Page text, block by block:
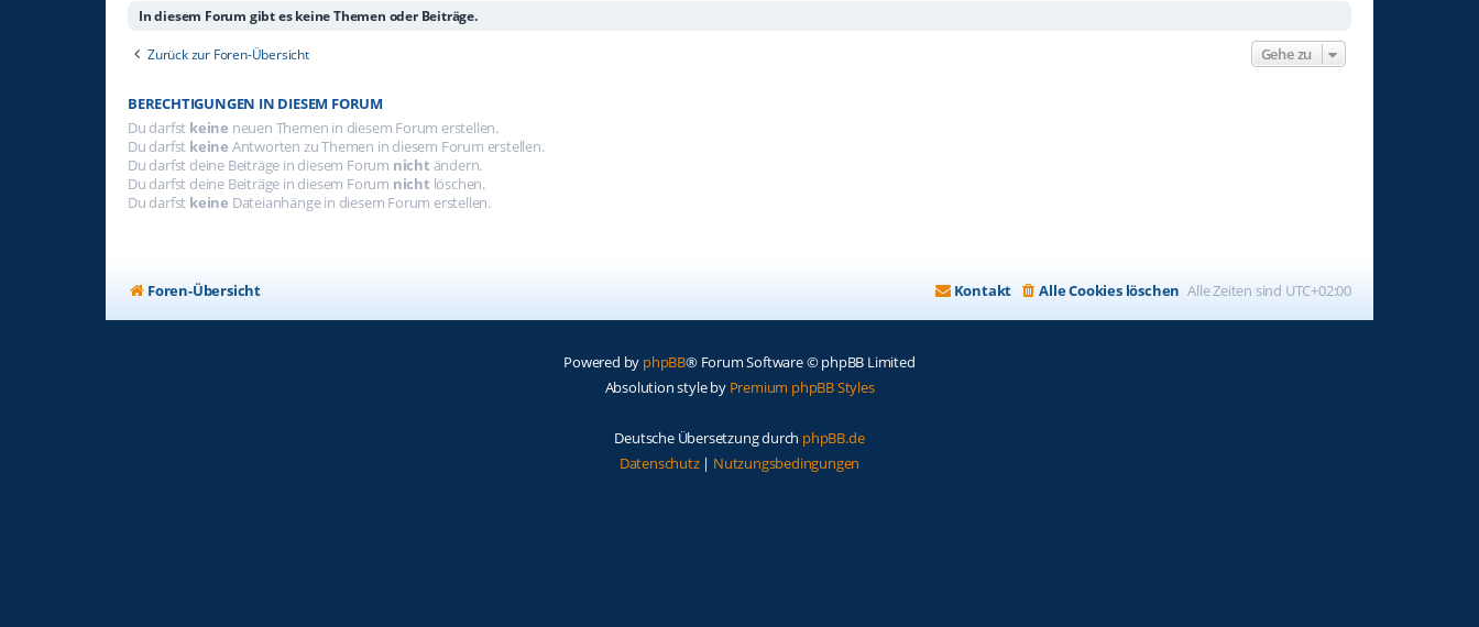
In diesem Forum gibt es keine Themen oder Beiträge.
Zurück zur Foren-Übersicht Gehe zu
BERECHTIGUNGEN IN DIESEM FORUM
Du darfst keine neuen Themen in diesem Forum erstellen.
Du darfst keine Antworten zu Themen in diesem Forum erstellen.
Du darfst deine Beiträge in diesem Forum nicht ändern.
Du darfst deine Beiträge in diesem Forum nicht löschen.
Du darfst keine Dateianhänge in diesem Forum erstellen.
Foren-Übersicht Alle Zeiten sind UTC+02:00
Alle Cookies löschen
Kontakt
Powered by phpBB® Forum Software © phpBB Limited
Absolution style by Premium phpBB Styles
Deutsche Übersetzung durch phpBB.de
Datenschutz| Nutzungsbedingungen